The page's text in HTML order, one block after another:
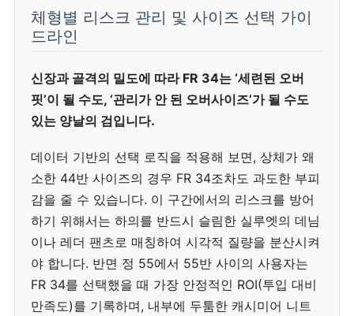
체형별 리스크 관리 및 사이즈 선택 가이
드라인
신장과 골격의 밀도에 따라 FR 34는 ‘세련된 오버
핏’이 될 수도, ‘관리가 안 된 오버사이즈’가 될 수도
있는 양날의 검입니다.
데이터 기반의 선택 로직을 적용해 보면, 상체가 왜
소한 44반 사이즈의 경우 FR 34조차도 과도한 부피
감을 줄 수 있습니다. 이 구간에서의 리스크를 방어
하기 위해서는 하의를 반드시 슬림한 실루엣의 데님
이나 레더 팬츠로 매칭하여 시각적 질량을 분산시켜
야 합니다. 반면 정 55에서 55반 사이의 사용자는
FR 34를 선택했을 때 가장 안정적인 ROI(투입 대비
만족도)를 기록하며, 내부에 두툼한 캐시미어 니트